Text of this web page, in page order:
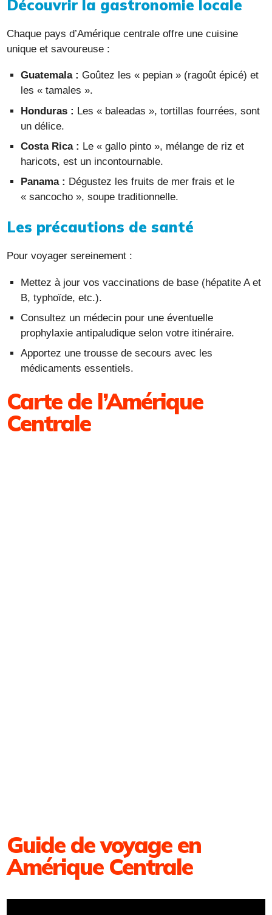
Découvrir la gastronomie locale
Chaque pays d’Amérique centrale offre une cuisine
unique et savoureuse :
Guatemala : Goûtez les « pepian » (ragoût épicé) et
les « tamales ».
Honduras : Les « baleadas », tortillas fourrées, sont
un délice.
Costa Rica : Le « gallo pinto », mélange de riz et
haricots, est un incontournable.
Panama : Dégustez les fruits de mer frais et le
« sancocho », soupe traditionnelle.
Les précautions de santé
Pour voyager sereinement :
Mettez à jour vos vaccinations de base (hépatite A et
B, typhoïde, etc.).
Consultez un médecin pour une éventuelle
prophylaxie antipaludique selon votre itinéraire.
Apportez une trousse de secours avec les
médicaments essentiels.
Carte de l’Amérique
Centrale
Guide de voyage en
Amérique Centrale